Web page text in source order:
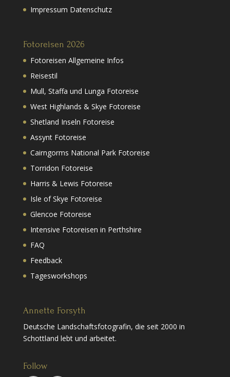
Impressum Datenschutz
Fotoreisen 2026
Fotoreisen Allgemeine Infos
Reisestil
Mull, Staffa und Lunga Fotoreise
West Highlands & Skye Fotoreise
Shetland Inseln Fotoreise
Assynt Fotoreise
Cairngorms National Park Fotoreise
Torridon Fotoreise
Harris & Lewis Fotoreise
Isle of Skye Fotoreise
Glencoe Fotoreise
Intensive Fotoreisen in Perthshire
FAQ
Feedback
Tagesworkshops
Annette Forsyth
Deutsche Landschaftsfotografin, die seit 2000 in
Schottland lebt und arbeitet.
Follow